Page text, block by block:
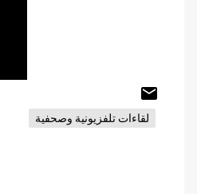
لقاءات تلفزيونية وصحفية